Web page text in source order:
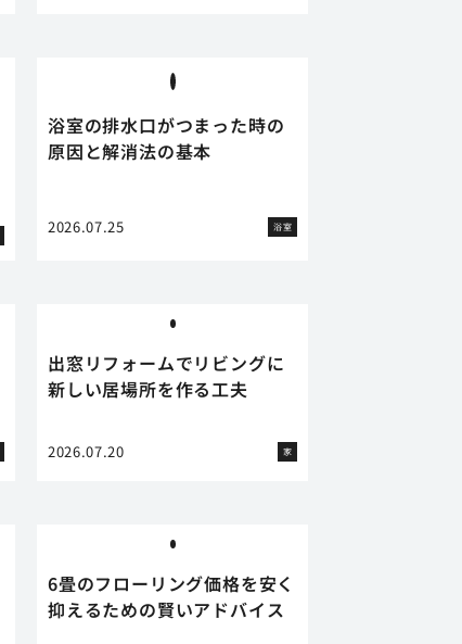
浴室の排水口がつまった時の
原因と解消法の基本
2026.07.25 浴室
出窓リフォームでリビングに
新しい居場所を作る工夫
2026.07.20 家
6畳のフローリング価格を安く
抑えるための賢いアドバイス